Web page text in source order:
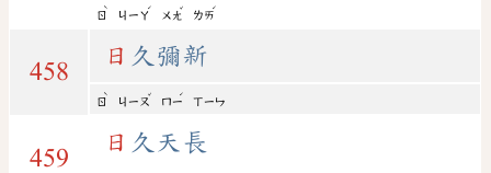
ㄖ
ˋ
ㄐㄧㄚ
ˊ
ㄨㄤ
ˇ
ㄌㄞ
ˊ
458
日 久彌新
ㄖ
ˋ
ㄐㄧㄡ
ˇ
ㄇㄧ
ˊ
ㄒㄧㄣ
459
日 久天長